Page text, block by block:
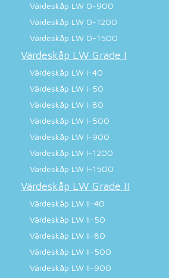
Värdeskåp LW 0-900
Värdeskåp LW 0-1200
Värdeskåp LW 0-1500
Värdeskåp LW Grade I
Värdeskåp LW I-40
Värdeskåp LW I-50
Värdeskåp LW I-80
Värdeskåp LW I-500
Värdeskåp LW I-900
Värdeskåp LW I-1200
Värdeskåp LW I-1500
Värdeskåp LW Grade II
Värdeskåp LW II-40
Värdeskåp LW II-50
Värdeskåp LW II-80
Värdeskåp LW II-500
Värdeskåp LW II-900